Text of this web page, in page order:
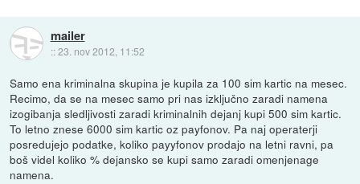
mailer
::23. nov 2012, 11:52
Samo ena kriminalna skupina je kupila za 100 sim kartic na mesec.
Recimo, da se na mesec samo pri nas izključno zaradi namena
izogibanja sledljivosti zaradi kriminalnih dejanj kupi 500 sim kartic.
To letno znese 6000 sim kartic oz payfonov. Pa naj operaterji
posredujejo podatke, koliko payyfonov prodajo na letni ravni, pa
boš videl koliko % dejansko se kupi samo zaradi omenjenage
namena.